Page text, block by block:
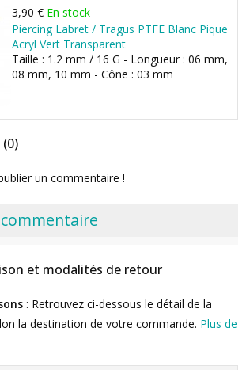
3,90 € En stock
Piercing Labret / Tragus PTFE Blanc Pique
Acryl Vert Transparent
Taille : 1.2 mm / 16 G - Longueur : 06 mm,
08 mm, 10 mm - Cône : 03 mm
un commentaire !
et modalités de retour
: Retrouvez ci-dessous le détail de la
la destination de votre commande. Plus de